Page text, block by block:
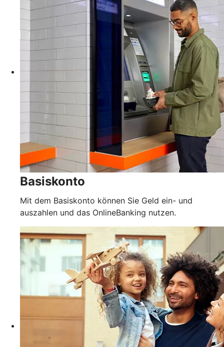
Basiskonto
Mit dem Basiskonto können Sie Geld ein- und
auszahlen und das OnlineBanking nutzen.